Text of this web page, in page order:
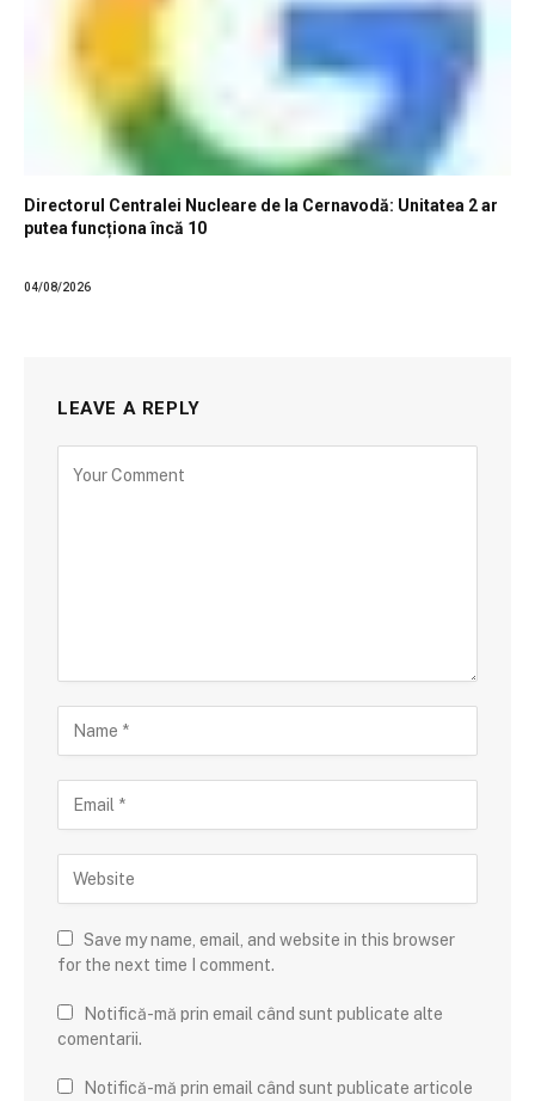
Directorul Centralei Nucleare de la Cernavodă: Unitatea 2 ar
putea funcționa încă 10
04/08/2026
LEAVE A REPLY
Save my name, email, and website in this browser
for the next time I comment.
Notifică-mă prin email când sunt publicate alte
comentarii.
Notifică-mă prin email când sunt publicate articole